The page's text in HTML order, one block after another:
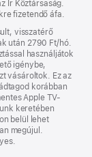
Ír Köztársaság.
fizetendő áfa.
visszatérő
után 2790 Ft/hó.
használjátok
igénybe,
vásároltok. Ez az
korábban
Apple TV-
keretében
belül lehet
megújul.